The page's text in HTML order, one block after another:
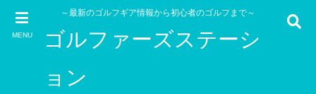
MENU
～最新のゴルフギア情報から初心者のゴルフまで～
ゴルファーズステーシ
ョン